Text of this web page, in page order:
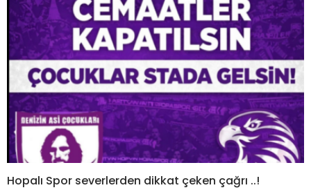
Hopalı Spor severlerden dikkat çeken çağrı ..!